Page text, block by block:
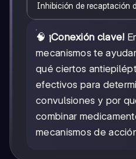
Inhibición de recaptación
🧠 ¡Conexión clave!
mecanismos te
qué ciertos
efectivos para
convulsiones y por
combinar
mecanismos de